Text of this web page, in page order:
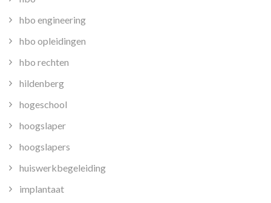
hbo engineering
hbo opleidingen
hbo rechten
hildenberg
hogeschool
hoogslaper
hoogslapers
huiswerkbegeleiding
implantaat